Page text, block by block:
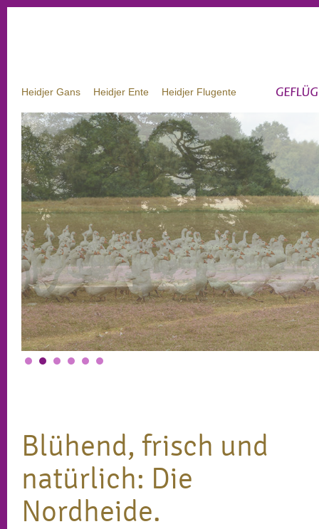
Heidjer Gans Heidjer Ente Heidjer Flugente
Blühend, frisch und
natürlich: Die
Nordheide.